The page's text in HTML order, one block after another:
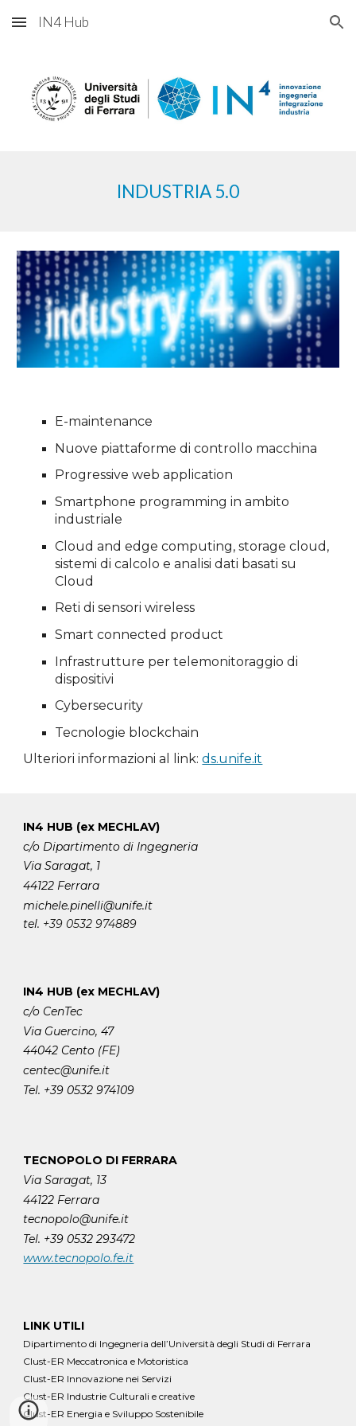
Skip to main content Skip to navigation
IN4 Hub
INDUSTRIA5.0
E-maintenance
Nuove piattaforme di controllo macchina
Progressive web application
Smartphone programming in ambito
industriale
Cloud and edge computing, storage cloud,
sistemi di calcolo e analisi dati basati su
Cloud
Reti di sensori wireless
Smart connected product
Infrastrutture per telemonitoraggio di
dispositivi
Cybersecurity
Tecnologie blockchain
Ulteriori informazioni al link:ds.unife.it
IN4 HUB (ex MECHLAV)
c/o Dipartimento di Ingegneria
Via Saragat, 1
44122 Ferrara
michele.pinelli@unife.it
tel. +39 0532 974889
IN4 HUB (ex MECHLAV)
c/o CenTec
Via Guercino, 47
44042 Cento (FE)
centec@unife.it
Tel. +39 0532 974109
TECNOPOLO DI FERRARA
Via Saragat, 13
44122 Ferrara
tecnopolo@unife.it
Tel. +39 0532 293472
www.tecnopolo.fe.it
LINK UTILI
Dipartimento di Ingegneria dell’Università degli Studi di Ferrara
Clust-ER Meccatronica e Motoristica
Clust-ER Innovazione nei Servizi
Clust-ER Industrie Culturali e creative
Clust-ER Energia e Sviluppo Sostenibile